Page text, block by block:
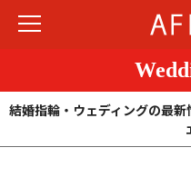
結婚指輪・ウェディングの最